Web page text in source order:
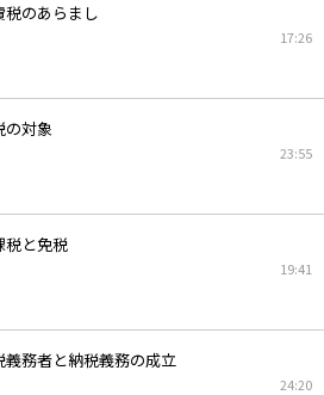
税のあらまし
17:26
の対象
23:55
税と免税
19:41
義務者と納税義務の成立
24:20